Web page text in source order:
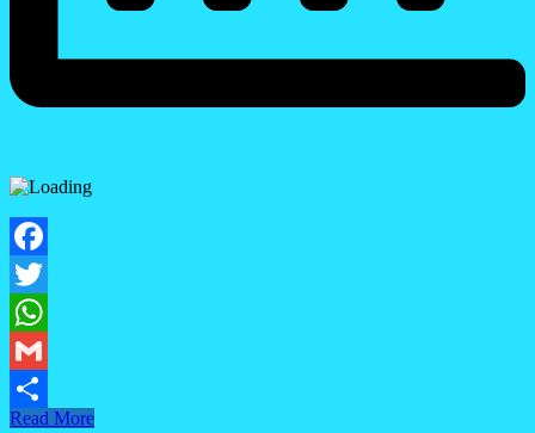
Facebook
Twitter
WhatsApp
Gmail
Share
Setelah
Read More